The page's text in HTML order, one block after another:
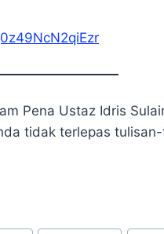
Pena Ustaz Idris
tidak terlepas